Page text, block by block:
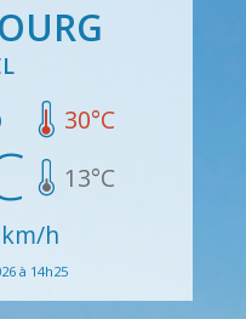
30°C
13°C
km/h
à 14h25